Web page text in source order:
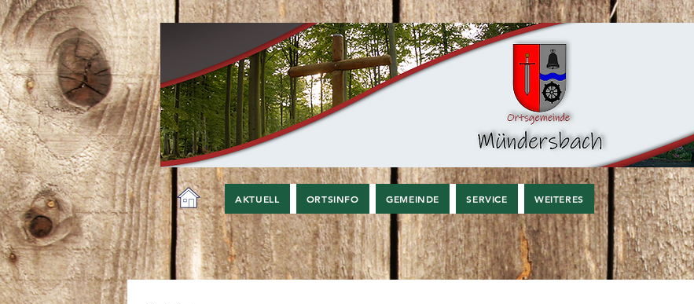
AKTUELL ORTSINFO GEMEINDE SERVICE WEITERES